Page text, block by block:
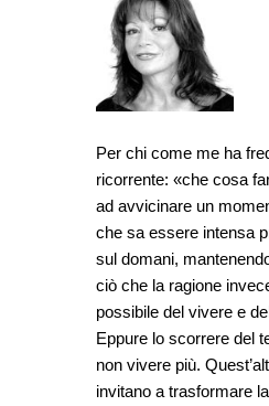
Per chi come me ha
ricorrente: «che cosa
ad avvicinare un
che sa essere intensa
sul domani,
ciò che la ragione
possibile del vivere e
Eppure lo scorrere del
non vivere più.
invitano a trasformare